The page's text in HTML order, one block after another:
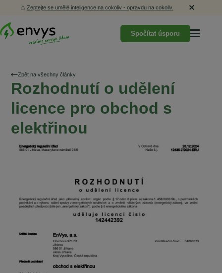
⚠️ Zeptejte se umělé inteligence na cokoliv - opravdu na cokoliv.
Spočítat úsporu
Zpět na všechny články
Rozhodnutí o udělení
licence pro obchod s
elektřinou